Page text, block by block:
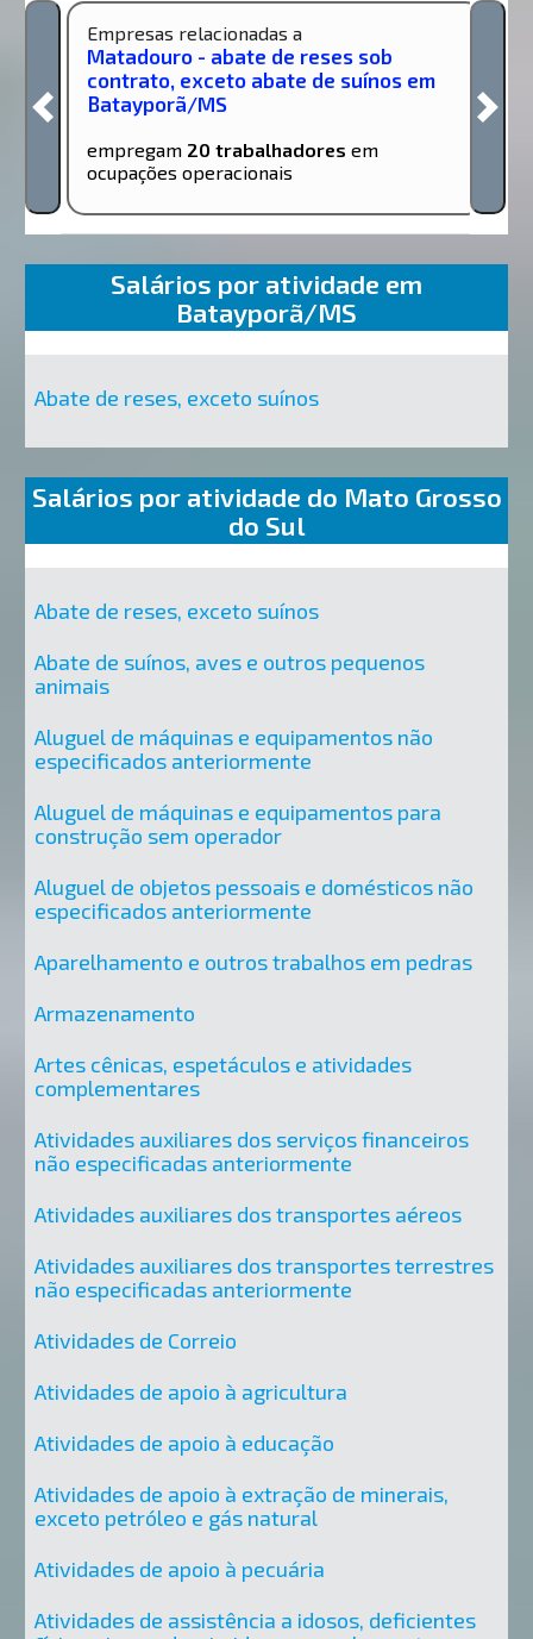
Empresas relacionadas a
Matadouro - abate de reses sob
contrato, exceto abate de suínos em
Batayporã/MS
empregam 20 trabalhadores em
ocupações operacionais
Salários por atividade em
Batayporã/MS
Abate de reses, exceto suínos
Salários por atividade do Mato Grosso
do Sul
Abate de reses, exceto suínos
Abate de suínos, aves e outros pequenos
animais
Aluguel de máquinas e equipamentos não
especificados anteriormente
Aluguel de máquinas e equipamentos para
construção sem operador
Aluguel de objetos pessoais e domésticos não
especificados anteriormente
Aparelhamento e outros trabalhos em pedras
Armazenamento
Artes cênicas, espetáculos e atividades
complementares
Atividades auxiliares dos serviços financeiros
não especificadas anteriormente
Atividades auxiliares dos transportes aéreos
Atividades auxiliares dos transportes terrestres
não especificadas anteriormente
Atividades de Correio
Atividades de apoio à agricultura
Atividades de apoio à educação
Atividades de apoio à extração de minerais,
exceto petróleo e gás natural
Atividades de apoio à pecuária
Atividades de assistência a idosos, deficientes